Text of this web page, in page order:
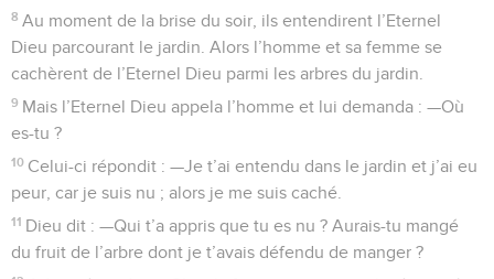
8 Au moment de la brise du soir, ils entendirent l’Eternel
Dieu parcourant le jardin. Alors l’homme et sa femme se
cachèrent de l’Eternel Dieu parmi les arbres du jardin.
9 Mais l’Eternel Dieu appela l’homme et lui demanda : —Où
es-tu ?
10 Celui-ci répondit : —Je t’ai entendu dans le jardin et j’ai eu
peur, car je suis nu ; alors je me suis caché.
11 Dieu dit : —Qui t’a appris que tu es nu ? Aurais-tu mangé
du fruit de l’arbre dont je t’avais défendu de manger ?